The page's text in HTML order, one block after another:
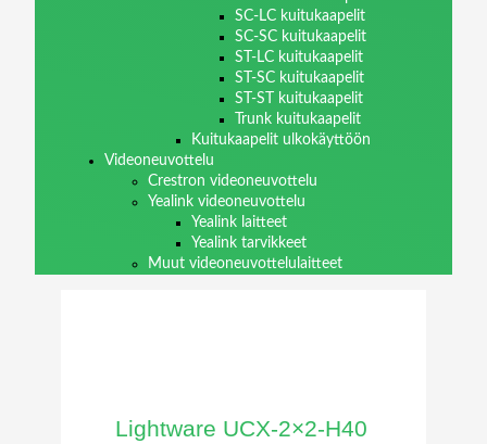
SC-LC kuitukaapelit
SC-SC kuitukaapelit
ST-LC kuitukaapelit
ST-SC kuitukaapelit
ST-ST kuitukaapelit
Trunk kuitukaapelit
Kuitukaapelit ulkokäyttöön
Videoneuvottelu
Crestron videoneuvottelu
Yealink videoneuvottelu
Yealink laitteet
Yealink tarvikkeet
Muut videoneuvottelulaitteet
Lightware UCX-2×2-H40